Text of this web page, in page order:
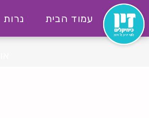
דלג
לתוכן
זיו
כימקילים
עמוד הבית נרות